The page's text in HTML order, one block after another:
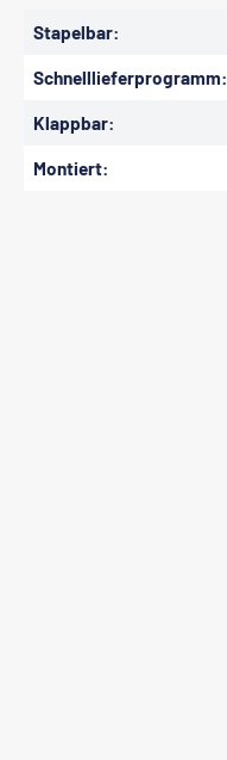
Stapelbar:
Schnelllieferprogramm:
Klappbar:
Montiert: